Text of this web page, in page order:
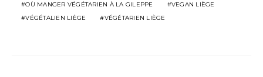
OÙ MANGER VÉGÉTARIEN À LA GILEPPE
VEGAN LIÈGE
VÉGÉTALIEN LIÈGE
VÉGÉTARIEN LIÈGE